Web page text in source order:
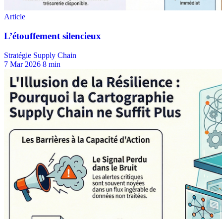
Stratégie Supply Chain
7 Mar 2026 8 min